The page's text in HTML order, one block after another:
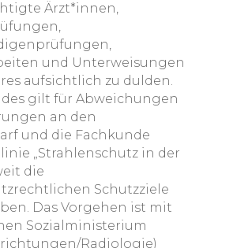
Ärzt*innen,
und Unterweisungen
aufsichtlich zu dulden.
gilt für Abweichungen
an den
und die Fachkunde
„Strahlenschutz in der
die
Schutzziele
Das Vorgehen ist mit
Sozialministerium
Radiologie)